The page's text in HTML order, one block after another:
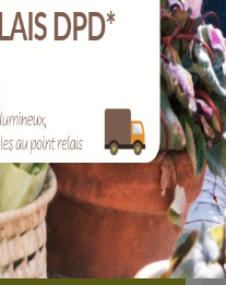
4 x 1.11€
4 €TTC